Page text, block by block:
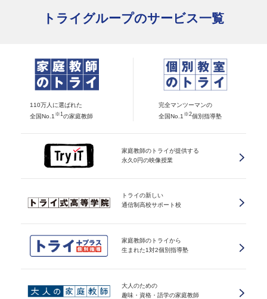
トライグループのサービス一覧
110万人に選ばれた
全国No.1 ※1 の家庭教師
完全マンツーマンの
全国No.1 ※2個別指導塾
家庭教師のトライが提供する
永久0円の映像授業
トライの新しい
通信制高校サポート校
家庭教師のトライから
生まれた1対2個別指導塾
大人のための
趣味・資格・語学の家庭教師